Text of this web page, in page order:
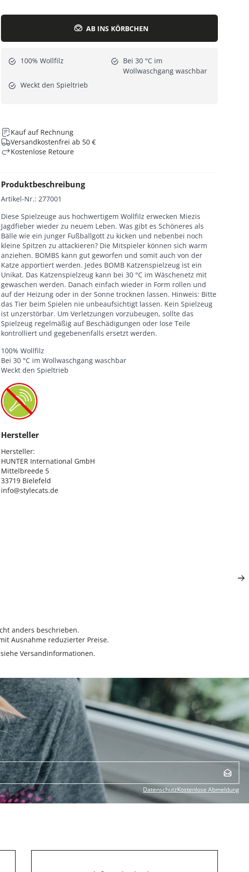
AB INS KÖRBCHEN
100% Wollfilz
Bei 30 °C im
Wollwaschgang waschbar
Weckt den Spieltrieb
Kauf auf Rechnung
Versandkostenfrei ab 50 €
Kostenlose Retoure
Produktbeschreibung
Artikel-Nr.: 277001
Diese Spielzeuge aus hochwertigem Wollfilz erwecken Miezis
Jagdfieber wieder zu neuem Leben. Was gibt es Schöneres als
Bälle wie ein junger Fußballgott zu kicken und nebenbei noch
kleine Spitzen zu attackieren? Die Mitspieler können sich warm
anziehen. BOMBS kann gut geworfen und somit auch von der
Katze apportiert werden. Jedes BOMB Katzenspielzeug ist ein
Unikat. Das Katzenspielzeug kann bei 30 °C im Wäschenetz mit
gewaschen werden. Danach einfach wieder in Form rollen und
auf der Heizung oder in der Sonne trocknen lassen. Hinweis: Bitte
das Tier beim Spielen nie unbeaufsichtigt lassen. Kein Spielzeug
ist unzerstörbar. Um Verletzungen vorzubeugen, sollte das
Spielzeug regelmäßig auf Beschädigungen oder lose Teile
kontrolliert und gegebenenfalls ersetzt werden.
100% Wollfilz
Bei 30 °C im Wollwaschgang waschbar
Weckt den Spieltrieb
Hersteller
Hersteller:
HUNTER International GmbH
Mittelbreede 5
33719 Bielefeld
info@stylecats.de
anders beschrieben.
Ausnahme reduzierter Preise.
Versandinformationen.
DatenschutzKostenlose Abmeldung